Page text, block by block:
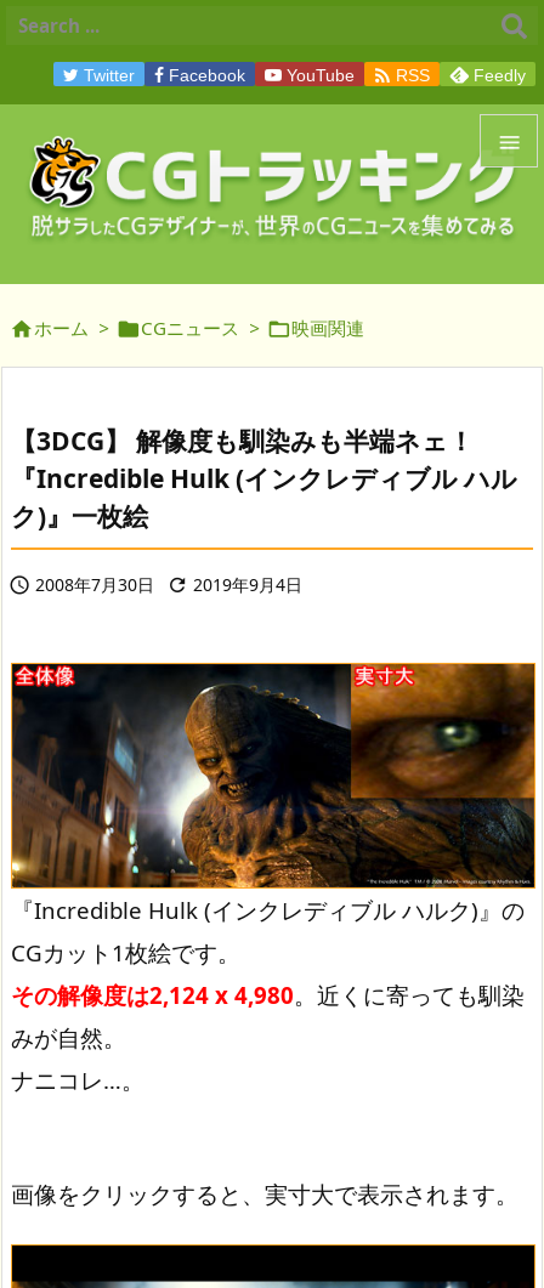


メニュ
前へ

Twitter Facebook YouTube  RSS Feedly
ホーム > CGニュース > 映画関連
【3DCG】 解像度も馴染みも半端ネェ！
『Incredible Hulk (インクレディブル ハル
ク)』一枚絵
 2008年7月30日  2019年9月4日
『Incredible Hulk (インクレディブル ハルク)』の
CGカット1枚絵です。
その解像度は2,124 x 4,980。近くに寄っても馴染
みが自然。
ナニコレ…。
画像をクリックすると、実寸大で表示されます。